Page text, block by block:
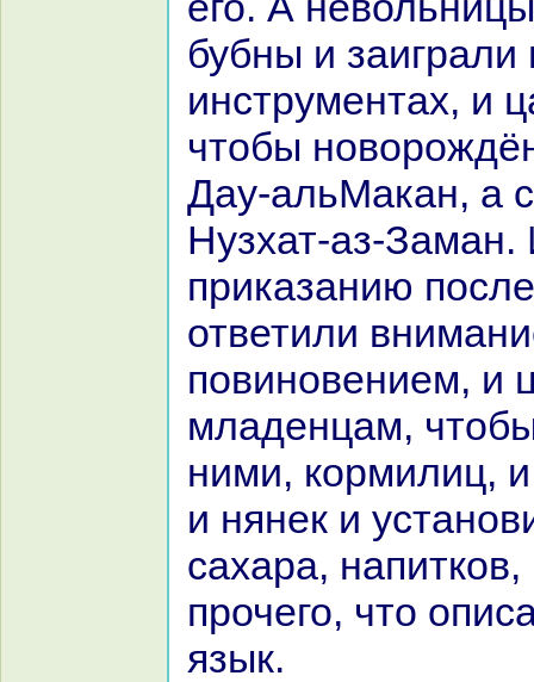
бубны и заигpaли
инструментах, и
чтобы
Дау-альМакан, а
Нузхат-аз-Заман.
приказанию
ответили
повиновением, и
младенцам,
ними, кoрмилиц, и
и нянек и
caхаpa,
прочего, что
язык.